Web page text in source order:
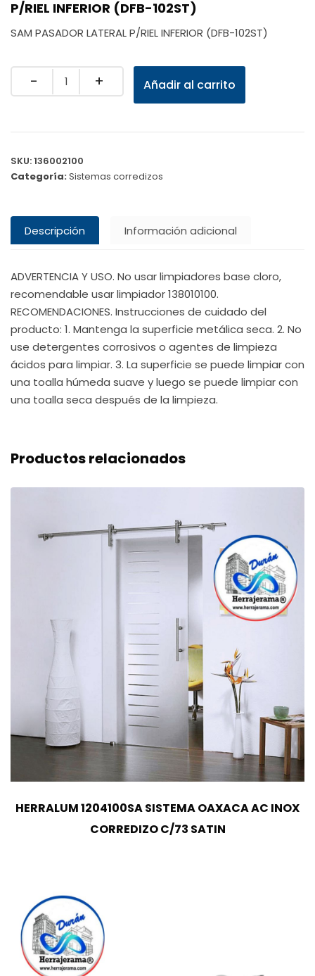
P/RIEL INFERIOR (DFB-102ST)
SAM PASADOR LATERAL P/RIEL INFERIOR (DFB-102ST)
Quantity Añadir al carrito
SKU:136002100
Categoría:Sistemas corredizos
Descripción Información adicional
ADVERTENCIA Y USO. No usar limpiadores base cloro,
recomendable usar limpiador 138010100.
RECOMENDACIONES. Instrucciones de cuidado del
producto: 1. Mantenga la superficie metálica seca. 2. No
use detergentes corrosivos o agentes de limpieza
ácidos para limpiar. 3. La superficie se puede limpiar con
una toalla húmeda suave y luego se puede limpiar con
una toalla seca después de la limpieza.
Productos relacionados
HERRALUM 1204100SA SISTEMA OAXACA AC INOX
CORREDIZO C/73 SATIN